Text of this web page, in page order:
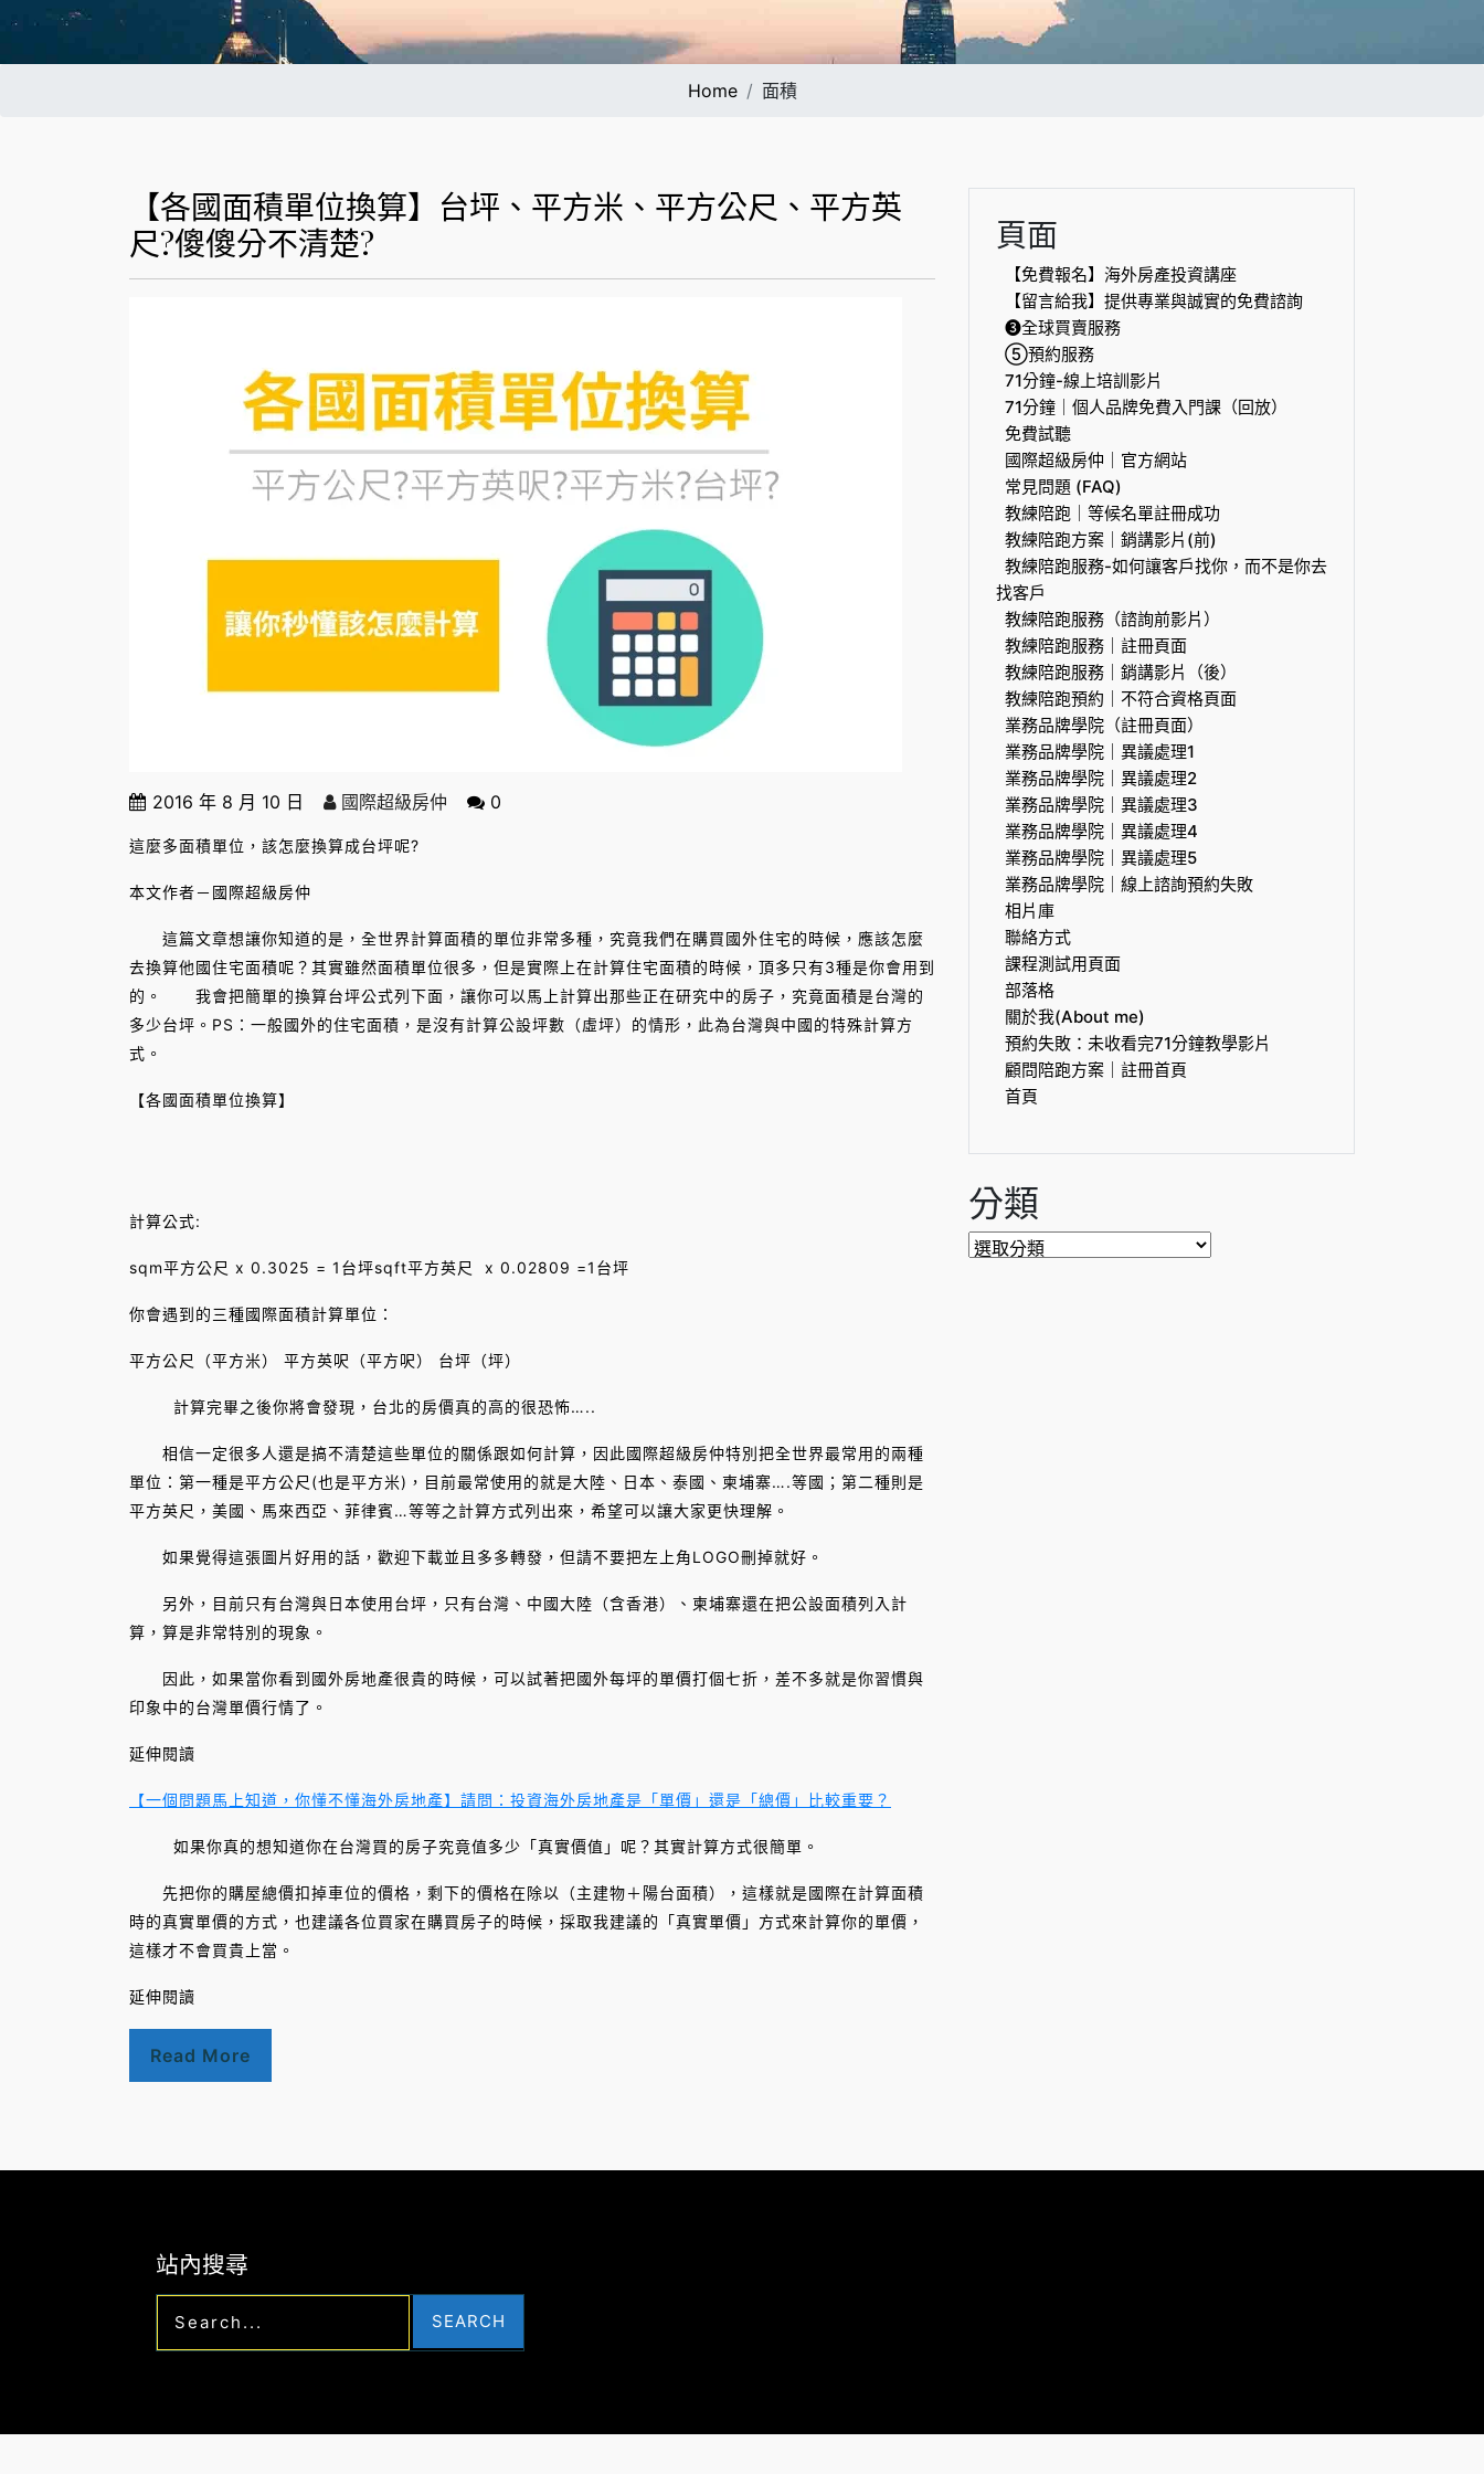
Home 面積
【各國面積單位換算】台坪、平方米、平方公尺、平方英
尺?傻傻分不清楚?
2016 年 8 月 10 日 國際超級房仲 0
這麼多面積單位，該怎麼換算成台坪呢?
本文作者－國際超級房仲
這篇文章想讓你知道的是，全世界計算面積的單位非常多種，究竟我們在購買國外住宅的時候，應該怎麼
去換算他國住宅面積呢？其實雖然面積單位很多，但是實際上在計算住宅面積的時候，頂多只有3種是你會用到
的。 我會把簡單的換算台坪公式列下面，讓你可以馬上計算出那些正在研究中的房子，究竟面積是台灣的
多少台坪。PS：一般國外的住宅面積，是沒有計算公設坪數（虛坪）的情形，此為台灣與中國的特殊計算方
式。
【各國面積單位換算】
計算公式:
sqm平方公尺 x 0.3025 = 1台坪sqft平方英尺 x 0.02809 =1台坪
你會遇到的三種國際面積計算單位：
平方公尺（平方米） 平方英呎（平方呎） 台坪（坪）
計算完畢之後你將會發現，台北的房價真的高的很恐怖…..
相信一定很多人還是搞不清楚這些單位的關係跟如何計算，因此國際超級房仲特別把全世界最常用的兩種
單位：第一種是平方公尺(也是平方米)，目前最常使用的就是大陸、日本、泰國、柬埔寨….等國；第二種則是
平方英尺，美國、馬來西亞、菲律賓…等等之計算方式列出來，希望可以讓大家更快理解。
如果覺得這張圖片好用的話，歡迎下載並且多多轉發，但請不要把左上角LOGO刪掉就好。
另外，目前只有台灣與日本使用台坪，只有台灣、中國大陸（含香港）、柬埔寨還在把公設面積列入計
算，算是非常特別的現象。
因此，如果當你看到國外房地產很貴的時候，可以試著把國外每坪的單價打個七折，差不多就是你習慣與
印象中的台灣單價行情了。
延伸閱讀
【一個問題馬上知道，你懂不懂海外房地產】請問：投資海外房地產是「單價」還是「總價」比較重要？
如果你真的想知道你在台灣買的房子究竟值多少「真實價值」呢？其實計算方式很簡單。
先把你的購屋總價扣掉車位的價格，剩下的價格在除以（主建物＋陽台面積），這樣就是國際在計算面積
時的真實單價的方式，也建議各位買家在購買房子的時候，採取我建議的「真實單價」方式來計算你的單價，
這樣才不會買貴上當。
延伸閱讀
Read More
頁面
【免費報名】海外房產投資講座
【留言給我】提供專業與誠實的免費諮詢
❸全球買賣服務
⑤預約服務
71分鐘-線上培訓影片
71分鐘｜個人品牌免費入門課（回放）
免費試聽
國際超級房仲｜官方網站
常見問題 (FAQ)
教練陪跑｜等候名單註冊成功
教練陪跑方案｜銷講影片(前)
教練陪跑服務-如何讓客戶找你，而不是你去
找客戶
教練陪跑服務（諮詢前影片）
教練陪跑服務｜註冊頁面
教練陪跑服務｜銷講影片（後）
教練陪跑預約｜不符合資格頁面
業務品牌學院（註冊頁面）
業務品牌學院｜異議處理1
業務品牌學院｜異議處理2
業務品牌學院｜異議處理3
業務品牌學院｜異議處理4
業務品牌學院｜異議處理5
業務品牌學院｜線上諮詢預約失敗
相片庫
聯絡方式
課程測試用頁面
部落格
關於我(About me)
預約失敗：未收看完71分鐘教學影片
顧問陪跑方案｜註冊首頁
首頁
分類
分
站內搜尋